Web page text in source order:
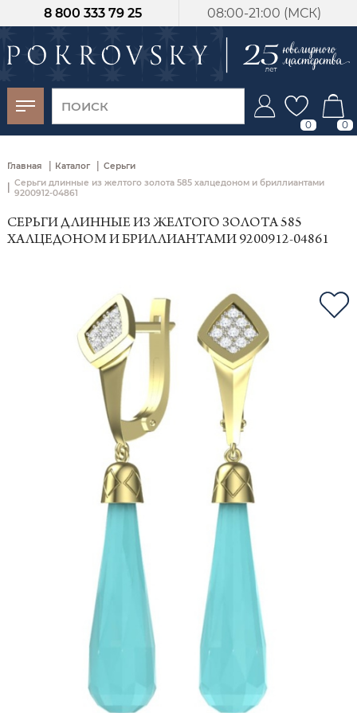
08:00-21:00 (МСК)
8 800 333 79 25
0 0
Главная | Каталог | Серьги
Серьги длинные из желтого золота 585 халцедоном и бриллиантами
9200912-04861
СЕРЬГИ ДЛИННЫЕ ИЗ ЖЕЛТОГО ЗОЛОТА 585
ХАЛЦЕДОНОМ И БРИЛЛИАНТАМИ 9200912-04861
-30%
от 15 дней с
момента оплаты